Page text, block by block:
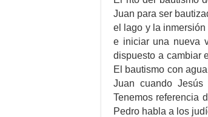
Juan para ser
el lago y la
e iniciar una nueva
dispuesto a cambiar
El bautismo con
Juan cuando
Tenemos referencia
Pedro habla a los